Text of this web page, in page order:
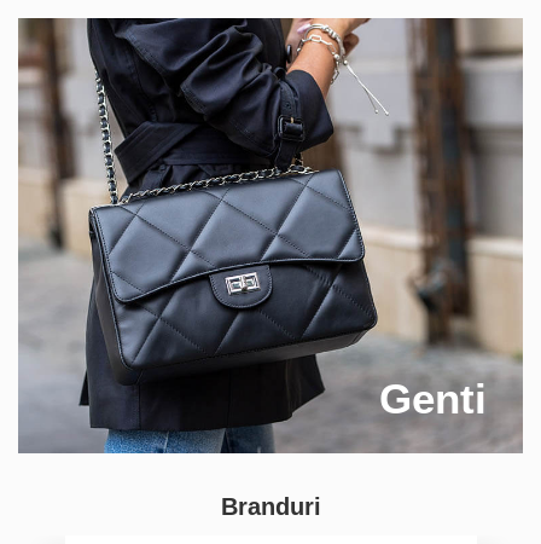
Genti
Branduri